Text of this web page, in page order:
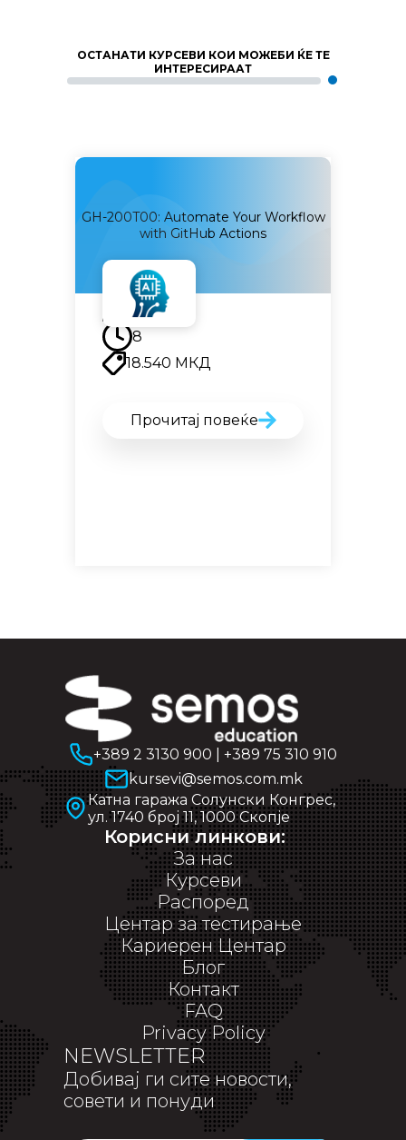
ОСТАНАТИ КУРСЕВИ КОИ МОЖЕБИ ЌЕ ТЕ
ИНТЕРЕСИРААТ
GH-200T00: Automate Your Workflow
with GitHub Actions
Наскоро
8
18.540 МКД
Прочитај повеќе
+389 2 3130 900
+389 75 310 910
kursevi@semos.com.mk
Катна гаража Солунски Конгрес,
ул. 1740 број 11, 1000 Скопје
Корисни линкови:
За нас
Курсеви
Распоред
Центар за тестирање
Кариерен Центар
Блог
Контакт
FAQ
Privacy Policy
NEWSLETTER
Добивај ги сите новости,
совети и понуди